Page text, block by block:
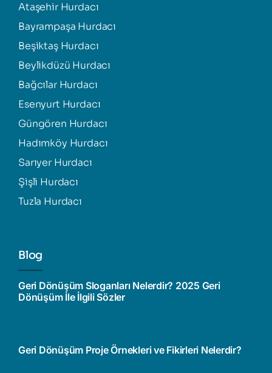
Ataşehir Hurdacı
Bayrampaşa Hurdacı
Beşiktaş Hurdacı
Beylikdüzü Hurdacı
Bağcılar Hurdacı
Esenyurt Hurdacı
Güngören Hurdacı
Hadımköy Hurdacı
Sarıyer Hurdacı
Şişli Hurdacı
Tuzla Hurdacı
Blog
Geri Dönüşüm Sloganları Nelerdir? 2025 Geri
Dönüşüm İle İlgili Sözler
Geri Dönüşüm Proje Örnekleri ve Fikirleri Nelerdir?